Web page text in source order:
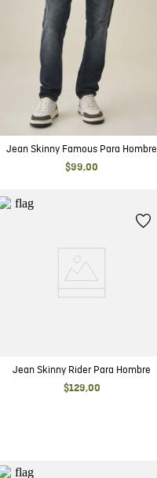
Jean Skinny Famous Para Hombre
$99,00
Jean Skinny Rider Para Hombre
$129,00